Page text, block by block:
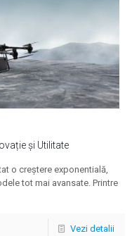
și Utilitate
o creștere exponentială,
tot mai avansate. Printre
Vezi detalii